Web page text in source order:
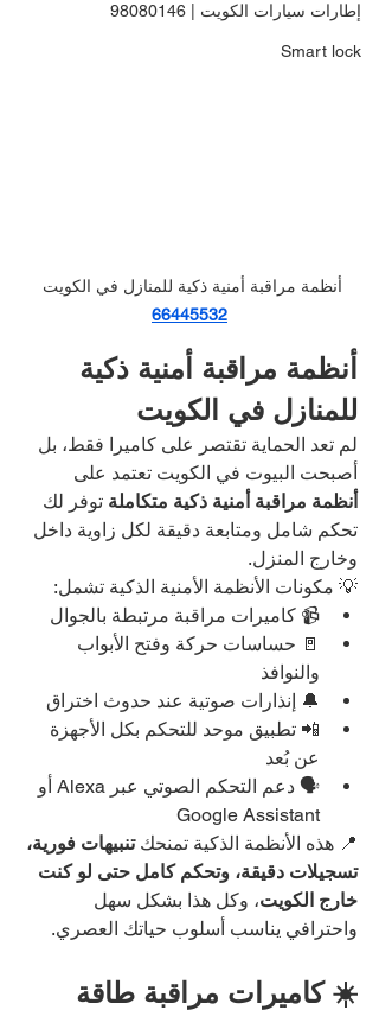
إطارات سيارات الكويت | 98080146
Smart lock
أنظمة مراقبة أمنية ذكية للمنازل في الكويت
66445532
أنظمة مراقبة أمنية ذكية
للمنازل في الكويت
لم تعد الحماية تقتصر على كاميرا فقط، بل
أصبحت البيوت في الكويت تعتمد على
أنظمة مراقبة أمنية ذكية متكاملة توفر لك
تحكم شامل ومتابعة دقيقة لكل زاوية داخل
وخارج المنزل.
💡 مكونات الأنظمة الأمنية الذكية تشمل:
📹 كاميرات مراقبة مرتبطة بالجوال
🚪 حساسات حركة وفتح الأبواب
والنوافذ
🔔 إنذارات صوتية عند حدوث اختراق
📲 تطبيق موحد للتحكم بكل الأجهزة
عن بُعد
🗣️ دعم التحكم الصوتي عبر Alexa أو
Google Assistant
📍 هذه الأنظمة الذكية تمنحك تنبيهات فورية،
تسجيلات دقيقة، وتحكم كامل حتى لو كنت
خارج الكويت، وكل هذا بشكل سهل
واحترافي يناسب أسلوب حياتك العصري.
☀️ كاميرات مراقبة طاقة